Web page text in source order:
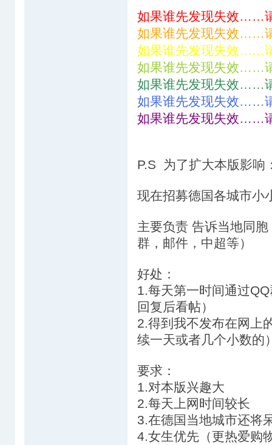
如果谁先发现失效……
如果谁先发现失效……
如果谁先发现失效……
如果谁先发现失效……
如果谁先发现失效……
如果谁先发现失效……
如果谁先发现失效……
P.S 为了扩大本版影响
现在招募德国各城市小
主要负责 告诉当地同
群，邮件，中超等）
好处：
1.每天第一时间通过
回复后看帖）
2.得到我不发布在网上
续一天或者几个小数的
要求：
1.对本版兴趣大
2.每天上网时间较长
3.在德国当地城市还将
4.女生优先（更热爱购